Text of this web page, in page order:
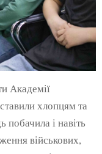
Академії
хлопцям та
побачила і навіть
військових,